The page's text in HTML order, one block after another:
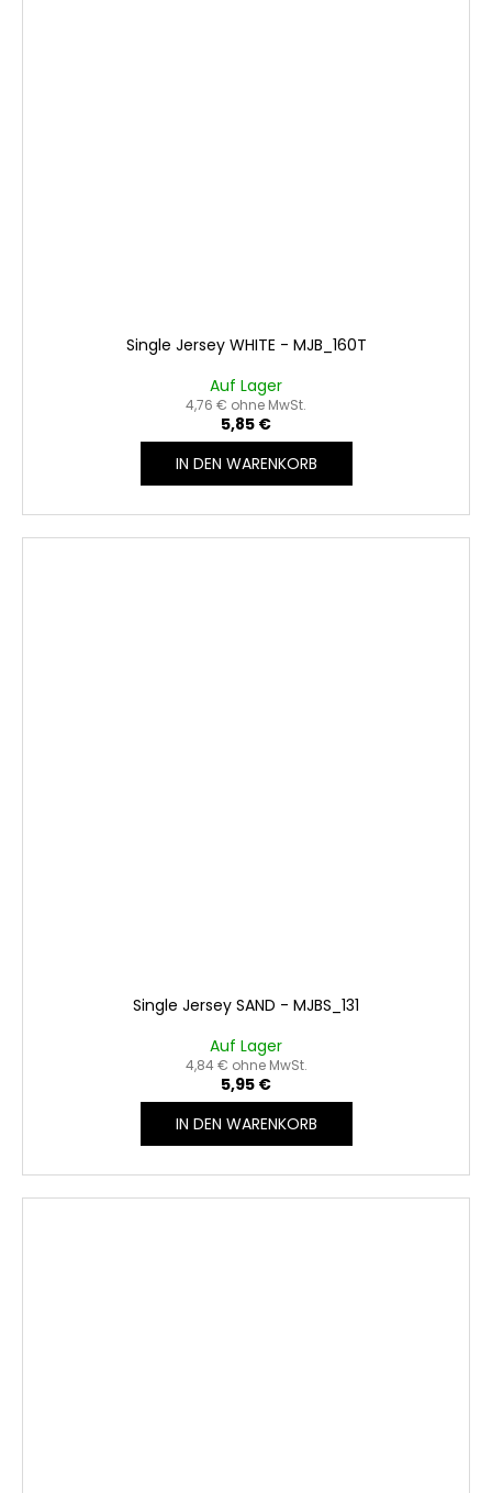
Single Jersey WHITE - MJB_160T
Auf Lager
4,76 € ohne MwSt.
5,85 €
IN DEN WARENKORB
Single Jersey SAND - MJBS_131
Auf Lager
4,84 € ohne MwSt.
5,95 €
IN DEN WARENKORB